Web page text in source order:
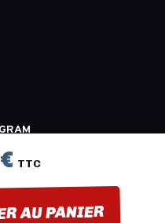
TTC
AU PANIER
-